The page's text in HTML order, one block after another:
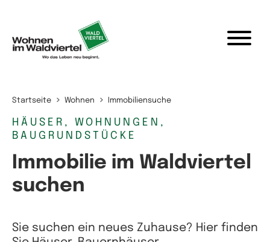
Startseite Wohnen Immobiliensuche
HÄUSER, WOHNUNGEN,
BAUGRUNDSTÜCKE
Immobilie im Waldviertel
suchen
Sie suchen ein neues Zuhause? Hier finden